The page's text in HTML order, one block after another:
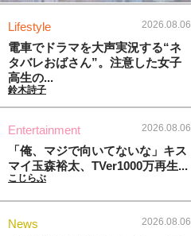
Lifestyle 2026.08.06
電車でドラマを大声実況する“ネ
タバレおばさん”。注意した女子
高生の...
鈴木詩子
Entertainment 2026.08.06
「俺、マジで向いてないな」キス
マイ玉森裕太、TVer1000万再生...
こじらぶ
News 2026.08.06